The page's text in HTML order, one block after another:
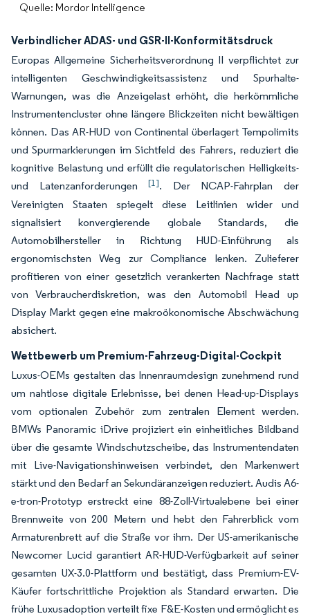
Quelle: Mordor Intelligence
Verbindlicher ADAS- und GSR-II-Konformitätsdruck
Europas Allgemeine Sicherheitsverordnung II verpflichtet zur
intelligenten Geschwindigkeitsassistenz und Spurhalte-
Warnungen, was die Anzeigelast erhöht, die herkömmliche
Instrumentencluster ohne längere Blickzeiten nicht bewältigen
können. Das AR-HUD von Continental überlagert Tempolimits
und Spurmarkierungen im Sichtfeld des Fahrers, reduziert die
kognitive Belastung und erfüllt die regulatorischen Helligkeits-
und Latenzanforderungen[1]. Der NCAP-Fahrplan der
Vereinigten Staaten spiegelt diese Leitlinien wider und
signalisiert konvergierende globale Standards, die
Automobilhersteller in Richtung HUD-Einführung als
ergonomischsten Weg zur Compliance lenken. Zulieferer
profitieren von einer gesetzlich verankerten Nachfrage statt
von Verbraucherdiskretion, was den Automobil Head up
Display Markt gegen eine makroökonomische Abschwächung
absichert.
Wettbewerb um Premium-Fahrzeug-Digital-Cockpit
Luxus-OEMs gestalten das Innenraumdesign zunehmend rund
um nahtlose digitale Erlebnisse, bei denen Head-up-Displays
vom optionalen Zubehör zum zentralen Element werden.
BMWs Panoramic iDrive projiziert ein einheitliches Bildband
über die gesamte Windschutzscheibe, das Instrumentendaten
mit Live-Navigationshinweisen verbindet, den Markenwert
stärkt und den Bedarf an Sekundäranzeigen reduziert. Audis A6-
e-tron-Prototyp erstreckt eine 88-Zoll-Virtualebene bei einer
Brennweite von 200 Metern und hebt den Fahrerblick vom
Armaturenbrett auf die Straße vor ihm. Der US-amerikanische
Newcomer Lucid garantiert AR-HUD-Verfügbarkeit auf seiner
gesamten UX-3.0-Plattform und bestätigt, dass Premium-EV-
Käufer fortschrittliche Projektion als Standard erwarten. Die
frühe Luxusadoption verteilt fixe F&E-Kosten und ermöglicht es